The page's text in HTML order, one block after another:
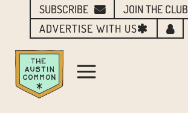
SUBSCRIBE
JOIN THE CLUB
ADVERTISE WITH US